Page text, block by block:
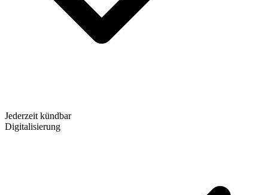
Jederzeit kündbar
Digitalisierung